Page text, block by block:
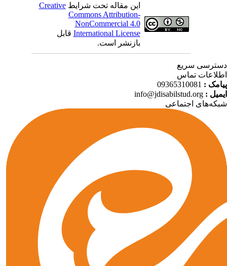
این مقاله تحت شرایطCreative
Commons Attribution-
NonCommercial 4.0
International Licenseقابل
بازنشر است.
سریع
تماس
:
09365310081
:
info@jdisabilstud.org
اجتماعی